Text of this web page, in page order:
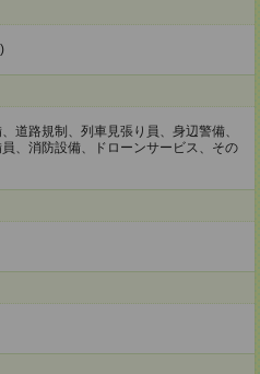
道路規制、列車見張り員、身辺警備、
、消防設備、ドローンサービス、その